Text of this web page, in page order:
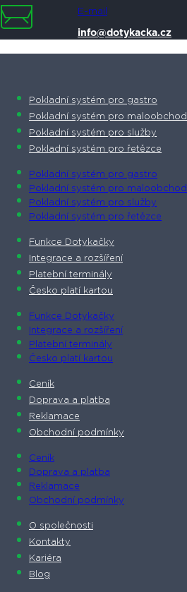
E-mail
info@dotykacka.cz
Pokladní systém pro gastro
Pokladní systém pro maloobchod
Pokladní systém pro služby
Pokladní systém pro řetězce
Pokladní systém pro gastro
Pokladní systém pro maloobchod
Pokladní systém pro služby
Pokladní systém pro řetězce
Funkce Dotykačky
Integrace a rozšíření
Platební terminály
Česko platí kartou
Funkce Dotykačky
Integrace a rozšíření
Platební terminály
Česko platí kartou
Ceník
Doprava a platba
Reklamace
Obchodní podmínky
Ceník
Doprava a platba
Reklamace
Obchodní podmínky
O společnosti​
Kontakty
Kariéra
Blog